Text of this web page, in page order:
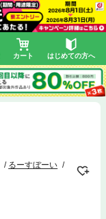
カート はじめての方へ
るーすぼーい